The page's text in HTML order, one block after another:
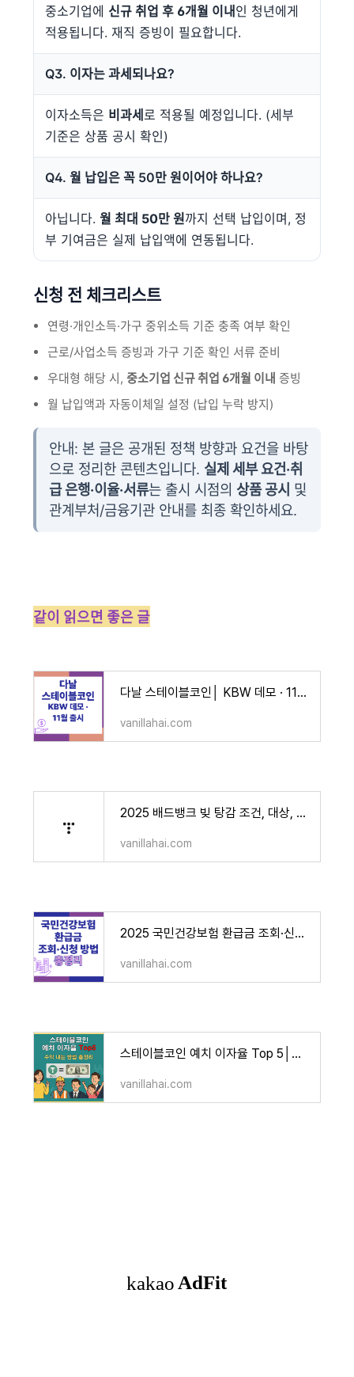
중소기업에 신규 취업 후 6개월 이내 인 청년에게
적용됩니다. 재직 증빙이 필요합니다.
Q3. 이자는 과세되나요?
이자소득은 비과세 로 적용될 예정입니다. (세부
기준은 상품 공시 확인)
Q4. 월 납입은 꼭 50만 원이어야 하나요?
아닙니다. 월 최대 50만 원까지 선택 납입이며, 정
부 기여금은 실제 납입액에 연동됩니다.
신청 전 체크리스트
연령·개인소득·가구 중위소득 기준 충족 여부 확인
근로/사업소득 증빙과 가구 기준 확인 서류 준비
우대형 해당 시, 중소기업 신규 취업 6개월 이내 증빙
월 납입액과 자동이체일 설정 (납입 누락 방지)
안내: 본 글은 공개된 정책 방향과 요건을 바탕
으로 정리한 콘텐츠입니다. 실제 세부 요건·취
급 은행·이율·서류는 출시 시점의 상품 공시 및
관계부처/금융기관 안내를 최종 확인하세요.
같이 읽으면 좋은 글
다날 스테이블코인│ KBW 데모 · 11월 출시
vanillahai.com
2025 배드뱅크 빚 탕감 조건, 대상, 신청방법│ 7년↑ 장기연체 최대 80% 감면·전액 면제
vanillahai.com
2025 국민건강보험 환급금 조회·신청 방법 총정리
vanillahai.com
스테이블코인 예치 이자율 Top 5│수익 내는 방법 총정리
vanillahai.com